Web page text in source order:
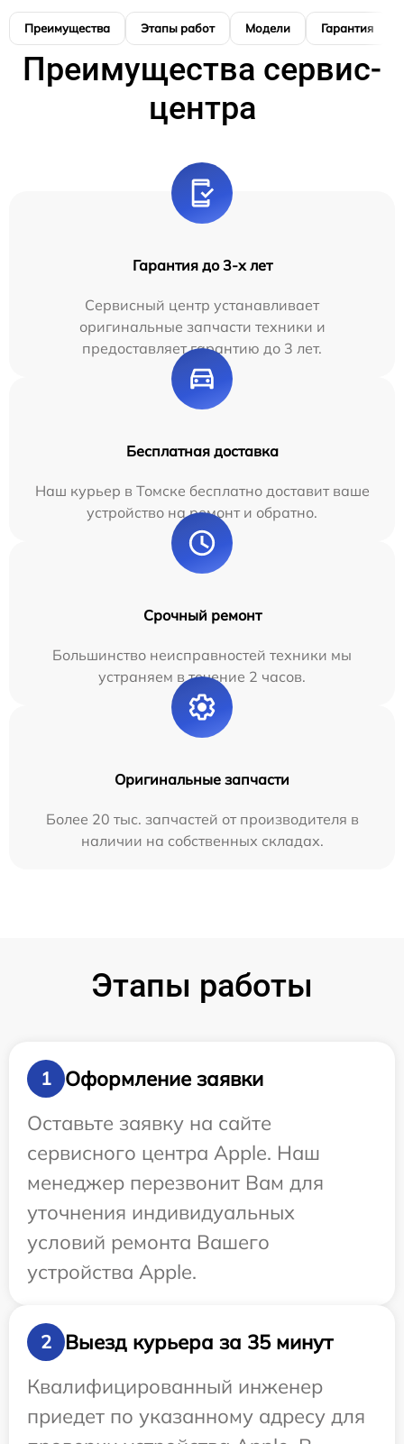
Преимущества Этапы работ Модели Гарантия
Преимущества сервис-
центра
Гарантия до 3-х лет
Сервисный центр устанавливает
оригинальные запчасти техники и
предоставляет гарантию до 3 лет.
Бесплатная доставка
Наш курьер в Томске бесплатно доставит ваше
устройство на ремонт и обратно.
Срочный ремонт
Большинство неисправностей техники мы
устраняем в течение 2 часов.
Оригинальные запчасти
Более 20 тыс. запчастей от производителя в
наличии на собственных складах.
Этапы работы
1
Оформление заявки
Оставьте заявку на сайте
сервисного центра Apple. Наш
менеджер перезвонит Вам для
уточнения индивидуальных
условий ремонта Вашего
устройства Apple.
2
Выезд курьера за 35 минут
Квалифицированный инженер
приедет по указанному адресу для